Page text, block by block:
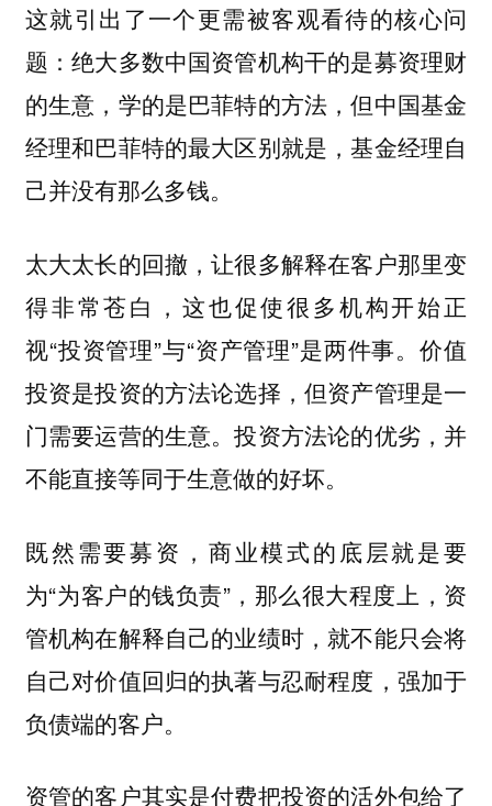
这就引出了一个更需被客观看待的核心问
题：绝大多数中国资管机构干的是募资理财
的生意，学的是巴菲特的方法，但中国基金
经理和巴菲特的最大区别就是，基金经理自
己并没有那么多钱。
太大太长的回撤，让很多解释在客户那里变
得非常苍白，这也促使很多机构开始正
视“投资管理”与“资产管理”是两件事。价值
投资是投资的方法论选择，但资产管理是一
门需要运营的生意。投资方法论的优劣，并
不能直接等同于生意做的好坏。
既然需要募资，商业模式的底层就是要
为“为客户的钱负责”，那么很大程度上，资
管机构在解释自己的业绩时，就不能只会将
自己对价值回归的执著与忍耐程度，强加于
负债端的客户。
资管的客户其实是付费把投资的活外包给了